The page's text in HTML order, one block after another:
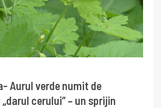
Aurul verde numit de
cerului” – un sprijin